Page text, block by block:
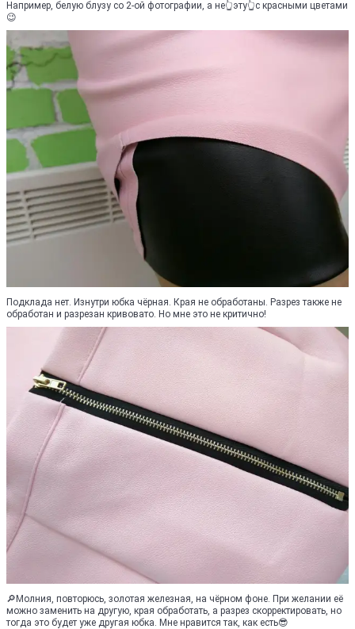
Например, белую блузу со 2-ой фотографии, а не👆эту👆с красными цветами
😉
Подклада нет. Изнутри юбка чёрная. Края не обработаны. Разрез также не
обработан и разрезан кривовато. Но мне это не критично!
🔎Молния, повторюсь, золотая железная, на чёрном фоне. При желании её
можно заменить на другую, края обработать, а разрез скорректировать, но
тогда это будет уже другая юбка. Мне нравится так, как есть😎